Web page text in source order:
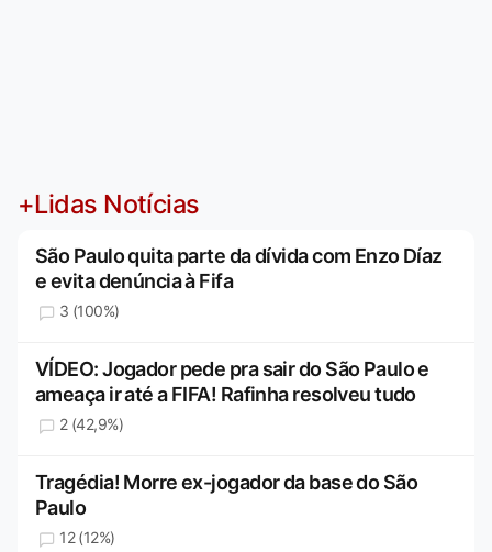
+Lidas Notícias
São Paulo quita parte da dívida com Enzo Díaz
e evita denúncia à Fifa
3 (100%)
VÍDEO: Jogador pede pra sair do São Paulo e
ameaça ir até a FIFA! Rafinha resolveu tudo
2 (42,9%)
Tragédia! Morre ex-jogador da base do São
Paulo
12 (12%)